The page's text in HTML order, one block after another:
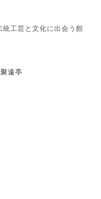
統工芸と文化に出会う館
聚遠亭